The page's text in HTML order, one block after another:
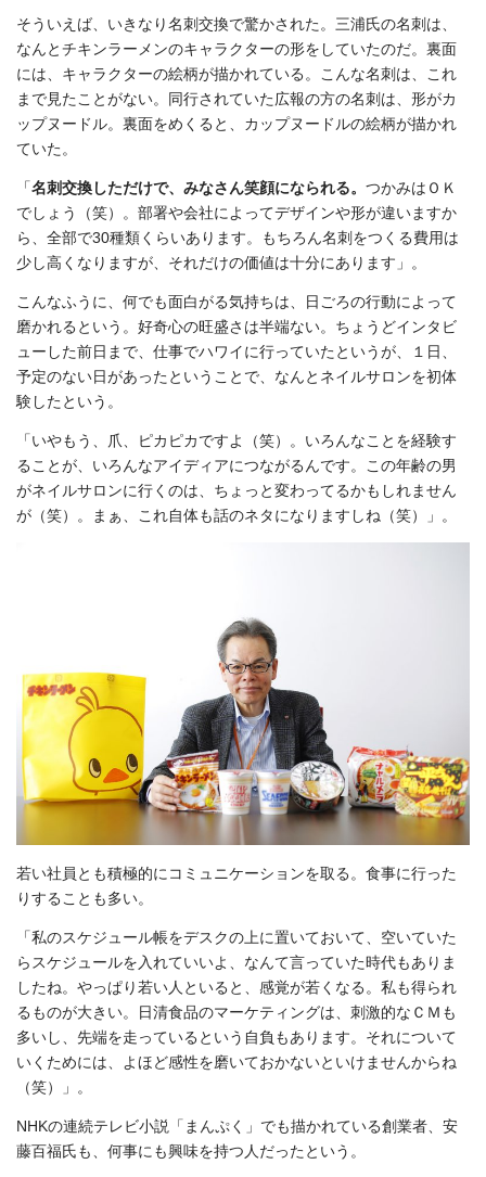
そういえば、いきなり名刺交換で驚かされた。三浦氏の名刺は、
なんとチキンラーメンのキャラクターの形をしていたのだ。裏面
には、キャラクターの絵柄が描かれている。こんな名刺は、これ
まで見たことがない。同行されていた広報の方の名刺は、形がカ
ップヌードル。裏面をめくると、カップヌードルの絵柄が描かれ
ていた。
「名刺交換しただけで、みなさん笑顔になられる。 つかみはＯＫ
でしょう（笑）。部署や会社によってデザインや形が違いますか
ら、全部で30種類くらいあります。もちろん名刺をつくる費用は
少し高くなりますが、それだけの価値は十分にあります」。
こんなふうに、何でも面白がる気持ちは、日ごろの行動によって
磨かれるという。好奇心の旺盛さは半端ない。ちょうどインタビ
ューした前日まで、仕事でハワイに行っていたというが、１日、
予定のない日があったということで、なんとネイルサロンを初体
験したという。
「いやもう、爪、ピカピカですよ（笑）。いろんなことを経験す
ることが、いろんなアイディアにつながるんです。この年齢の男
がネイルサロンに行くのは、ちょっと変わってるかもしれません
が（笑）。まぁ、これ自体も話のネタになりますしね（笑）」。
若い社員とも積極的にコミュニケーションを取る。食事に行った
りすることも多い。
「私のスケジュール帳をデスクの上に置いておいて、空いていた
らスケジュールを入れていいよ、なんて言っていた時代もありま
したね。やっぱり若い人といると、感覚が若くなる。私も得られ
るものが大きい。日清食品のマーケティングは、刺激的なＣＭも
多いし、先端を走っているという自負もあります。それについて
いくためには、よほど感性を磨いておかないといけませんからね
（笑）」。
NHKの連続テレビ小説「まんぷく」でも描かれている創業者、安
藤百福氏も、何事にも興味を持つ人だったという。